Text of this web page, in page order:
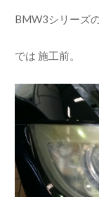
BMW3シリーズ
では 施工前。